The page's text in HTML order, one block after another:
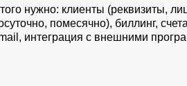
нужно: клиенты (реквизиты,
помесячно), биллинг,
интеграция с внешними